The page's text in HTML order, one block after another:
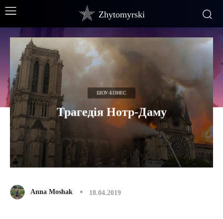
Zhytomyrski
ШОУ-БІЗНЕС
Трагедія Нотр-Даму
Anna Moshak 18.04.2019